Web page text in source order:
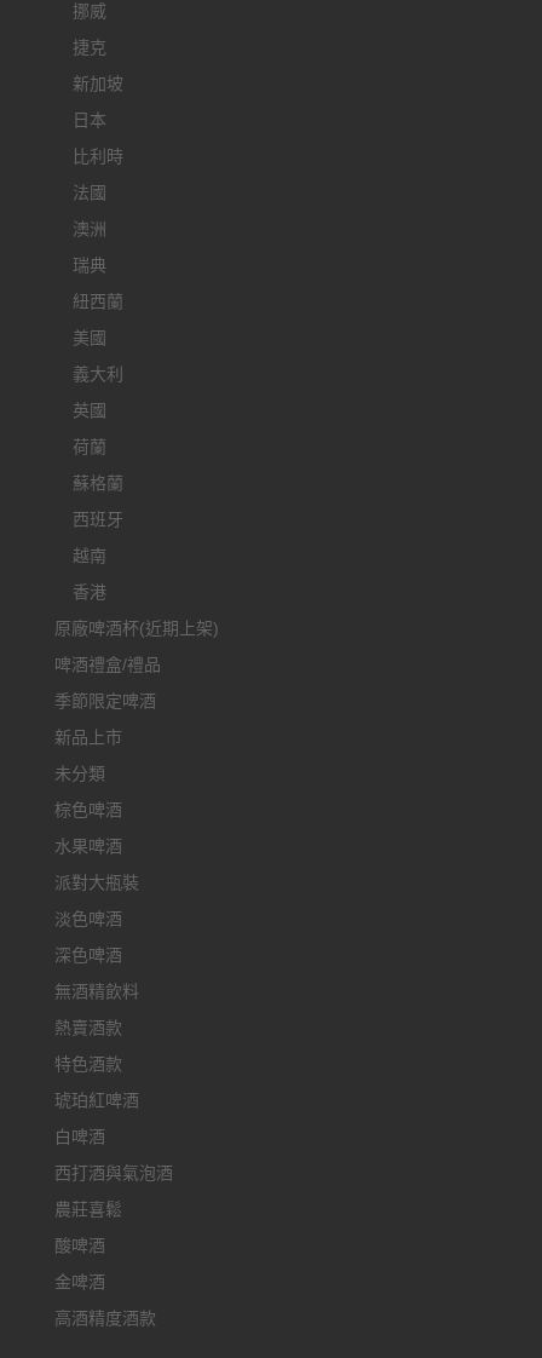
挪威
捷克
新加坡
日本
比利時
法國
澳洲
瑞典
紐西蘭
美國
義大利
英國
荷蘭
蘇格蘭
西班牙
越南
香港
原廠啤酒杯(近期上架)
啤酒禮盒/禮品
季節限定啤酒
新品上市
未分類
棕色啤酒
水果啤酒
派對大瓶裝
淡色啤酒
深色啤酒
無酒精飲料
熱賣酒款
特色酒款
琥珀紅啤酒
白啤酒
西打酒與氣泡酒
農莊喜鬆
酸啤酒
金啤酒
高酒精度酒款